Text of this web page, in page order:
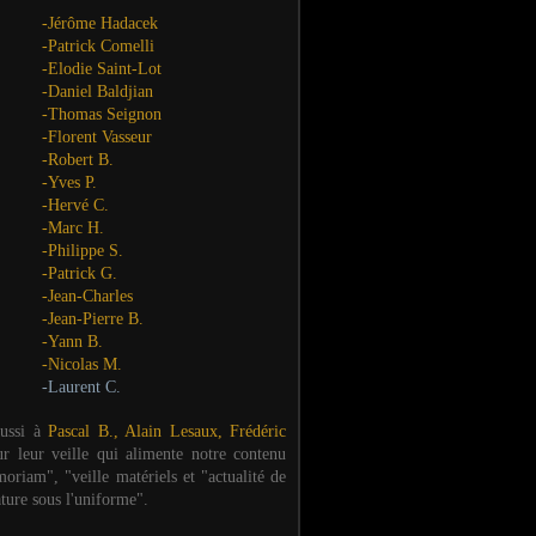
-Jérôme Hadacek
-Patrick Comelli
-Elodie Saint-Lot
-Daniel Baldjian
-Thomas Seignon
-Florent Vasseur
-Robert B.
-Yves P.
-Hervé C.
-Marc H.
-Philippe S.
-Patrick G.
-Jean-Charles
-Jean-Pierre B.
-Yann B.
-Nicolas M.
-Laurent C.
àPascal B., Alain Lesaux, Frédéric
leur veille qui alimente notre contenu
"veille matériels et "actualité de
sous l'uniforme".